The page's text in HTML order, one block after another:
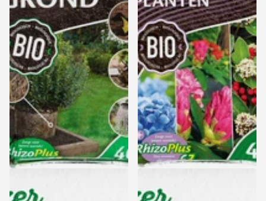
Aanplantgrond - 40L
Aanplantgrond